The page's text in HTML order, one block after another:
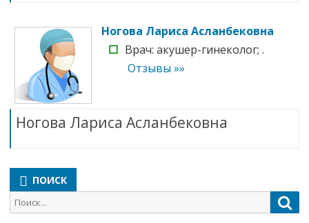
Ногова Лариса Асланбековна
☐ Врач: акушер-гинеколог; .
Отзывы »»
Ногова Лариса Асланбековна
ПОИСК
Поиск
для: